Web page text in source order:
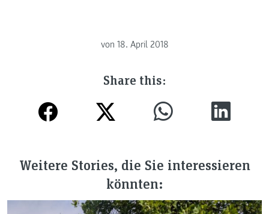
von 18. April 2018
Share this:
Weitere Stories, die Sie interessieren
könnten: